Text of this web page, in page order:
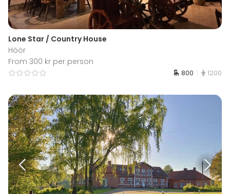
Lone Star / Country House
Höör
From 300 kr per person
800 1200